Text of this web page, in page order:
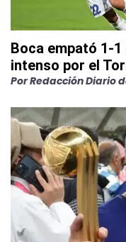
Boca empató 1-
intenso por el
PorRedacción Diario